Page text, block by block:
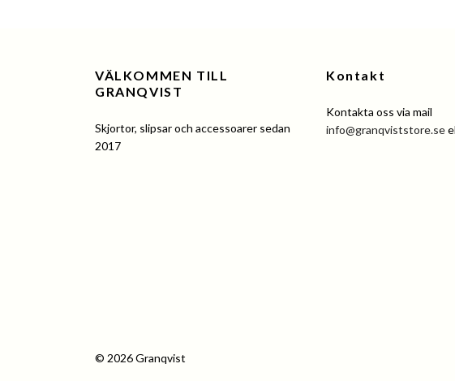
VÄLKOMMEN TILL
GRANQVIST
Skjortor, slipsar och accessoarer sedan
2017
Kontakt
Kontakta oss via mail
info@granqviststore.se
© 2026 Granqvist